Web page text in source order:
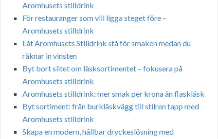
Aromhusets stilldrink
För restauranger som vill ligga steget före –
Aromhusets stilldrink
Låt Aromhusets Stilldrink stå för smaken medan du
räknar in vinsten
Byt bort slitet om läsksortimentet – fokusera på
Aromhusets stilldrink
Aromhusets stilldrink: mer smak per krona än flaskläsk
Byt sortiment: från burkläskvägg till stilren tapp med
Aromhusets stilldrink
Skapa en modern, hållbar dryckeslösning med